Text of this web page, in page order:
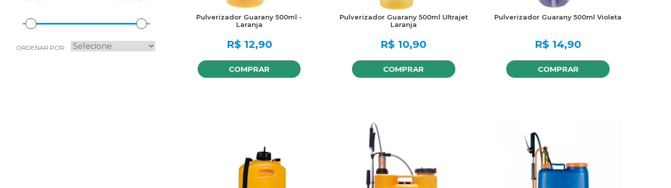
ORDENAR POR:
Pulverizador Guarany 500ml -
Laranja
R$ 12,90
COMPRAR
Pulverizador Guarany 500ml Ultrajet
Laranja
R$ 10,90
COMPRAR
Pulverizador Guarany 500ml Violeta
R$ 14,90
COMPRAR